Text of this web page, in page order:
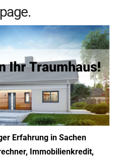
Erfahrung in Sachen
Immobilienkredit,